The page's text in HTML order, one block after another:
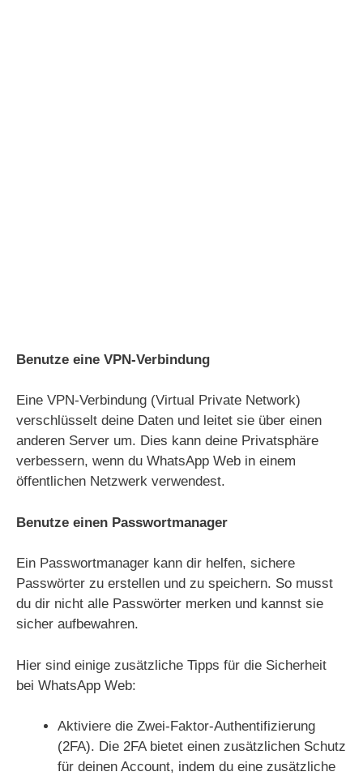
Benutze eine VPN-Verbindung
Eine VPN-Verbindung (Virtual Private Network)
verschlüsselt deine Daten und leitet sie über einen
anderen Server um. Dies kann deine Privatsphäre
verbessern, wenn du WhatsApp Web in einem
öffentlichen Netzwerk verwendest.
Benutze einen Passwortmanager
Ein Passwortmanager kann dir helfen, sichere
Passwörter zu erstellen und zu speichern. So musst
du dir nicht alle Passwörter merken und kannst sie
sicher aufbewahren.
Hier sind einige zusätzliche Tipps für die Sicherheit
bei WhatsApp Web:
Aktiviere die Zwei-Faktor-Authentifizierung
(2FA). Die 2FA bietet einen zusätzlichen Schutz
für deinen Account, indem du eine zusätzliche